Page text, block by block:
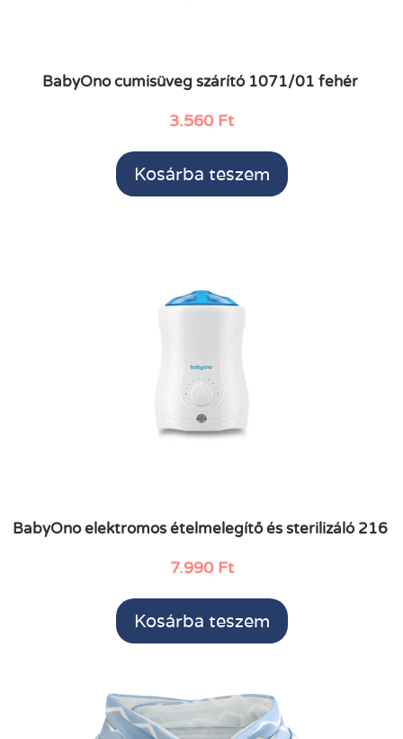
BabyOno cumisüveg szárító 1071/01 fehér
3.560 Ft
Kosárba teszem
BabyOno elektromos ételmelegítő és sterilizáló 216
7.990 Ft
Kosárba teszem